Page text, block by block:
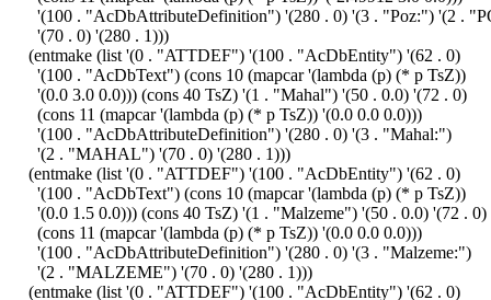
'(100 . "AcDbAttributeDefinition") '(280 . 0) '(3 . "Poz:") '(2 .
'(70 . 0) '(280 . 1)))
(entmake (list '(0 . "ATTDEF") '(100 . "AcDbEntity") '(62 . 0)
'(100 . "AcDbText") (cons 10 (mapcar '(lambda (p) (* p TsZ))
'(0.0 3.0 0.0))) (cons 40 TsZ) '(1 . "Mahal") '(50 . 0.0) '(72 . 0)
(cons 11 (mapcar '(lambda (p) (* p TsZ)) '(0.0 0.0 0.0)))
'(100 . "AcDbAttributeDefinition") '(280 . 0) '(3 . "Mahal:")
'(2 . "MAHAL") '(70 . 0) '(280 . 1)))
(entmake (list '(0 . "ATTDEF") '(100 . "AcDbEntity") '(62 . 0)
'(100 . "AcDbText") (cons 10 (mapcar '(lambda (p) (* p TsZ))
'(0.0 1.5 0.0))) (cons 40 TsZ) '(1 . "Malzeme") '(50 . 0.0) '(72 . 0)
(cons 11 (mapcar '(lambda (p) (* p TsZ)) '(0.0 0.0 0.0)))
'(100 . "AcDbAttributeDefinition") '(280 . 0) '(3 . "Malzeme:")
'(2 . "MALZEME") '(70 . 0) '(280 . 1)))
(entmake (list '(0 . "ATTDEF") '(100 . "AcDbEntity") '(62 . 0)